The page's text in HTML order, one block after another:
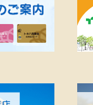
友